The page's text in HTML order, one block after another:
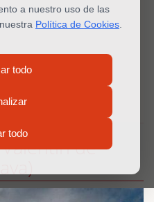
a nuestro uso de las
Política de Cookies
todo
todo
de